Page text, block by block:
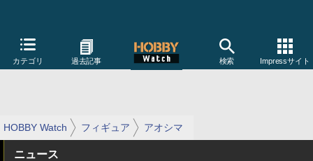
カテゴリ 過去記事 検索 Impressサイト
HOBBY Watch フィギュア アオシマ
ニュース